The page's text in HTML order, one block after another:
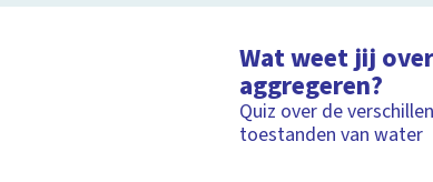
Wat weet jij over
aggregeren?
Quiz over de
toestanden van water